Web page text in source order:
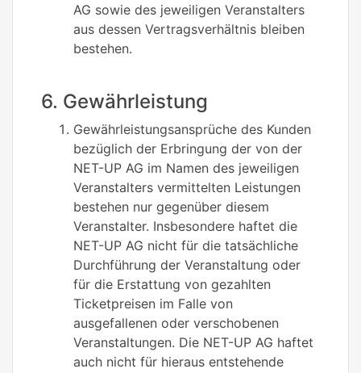
AG sowie des jeweiligen Veranstalters
aus dessen Vertragsverhältnis bleiben
bestehen.
6. Gewährleistung
Gewährleistungsansprüche des Kunden
bezüglich der Erbringung der von der
NET-UP AG im Namen des jeweiligen
Veranstalters vermittelten Leistungen
bestehen nur gegenüber diesem
Veranstalter. Insbesondere haftet die
NET-UP AG nicht für die tatsächliche
Durchführung der Veranstaltung oder
für die Erstattung von gezahlten
Ticketpreisen im Falle von
ausgefallenen oder verschobenen
Veranstaltungen. Die NET-UP AG haftet
auch nicht für hieraus entstehende